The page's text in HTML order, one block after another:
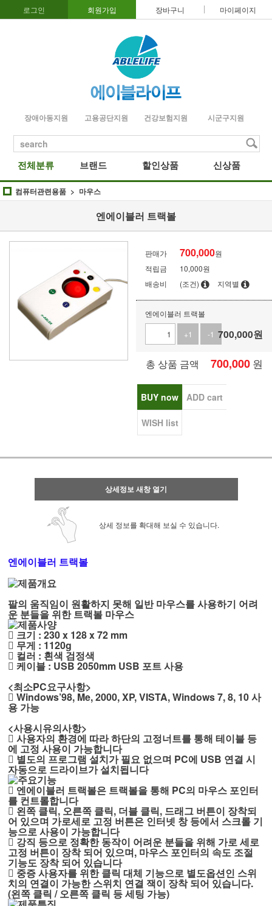
로그인 회원가입 장바구니 마이페이지
장애아동지원 고용공단지원 건강보험지원 시군구지원
search
전체분류 브랜드 할인상품 신상품
컴퓨터관련용품 마우스
엔에이블러 트랙볼
판매가 700,000원
적립금
10,000원
배송비
(조건) 지역별
엔에이블러 트랙볼
+1
-1 700,000원
총 상품 금액 700,000 원
BUY now ADD cart
WISH list
상세정보 새창 열기
상세 정보를 확대해 보실 수 있습니다.
엔에이블러 트랙볼
팔의 움직임이 원활하지 못해 일반 마우스를 사용하기 어려
운 분들을 위한 트랙볼 마우스
􄤎 크기 : 230 x 128 x 72 mm
􄤎 무게 : 1120g
􄤎 컬러 : 흰색 검정색
􄤎 케이블 : USB 2050mm USB 포트 사용
<최소PC요구사항>
􄤎 Windows’98, Me, 2000, XP, VISTA, Windows 7, 8, 10 사
용 가능
<사용시유의사항>
􄤎 사용자의 환경에 따라 하단의 고정너트를 통해 테이블 등
에 고정 사용이 가능합니다
􄤎 별도의 프로그램 설치가 필요 없으며 PC에 USB 연결 시
자동으로 드라이브가 설치됩니다
􄤎 엔에이블러 트랙볼은 트랙볼을 통해 PC의 마우스 포인터
를 컨트롤합니다
􄤎 왼쪽 클릭, 오른쪽 클릭, 더블 클릭, 드래그 버튼이 장착되
어 있으며 가로세로 고정 버튼은 인터넷 창 등에서 스크롤 기
능으로 사용이 가능합니다
􄤎 강직 등으로 정확한 동작이 어려운 분들을 위해 가로 세로
고정 버튼이 장착 되어 있으며, 마우스 포인터의 속도 조절
기능도 장착 되어 있습니다
􄤎 중증 사용자를 위한 클릭 대체 기능으로 별도옵션인 스위
치의 연결이 가능한 스위치 연결 잭이 장착 되어 있습니다.
(왼쪽 클릭 / 오른쪽 클릭 등 세팅 가능)